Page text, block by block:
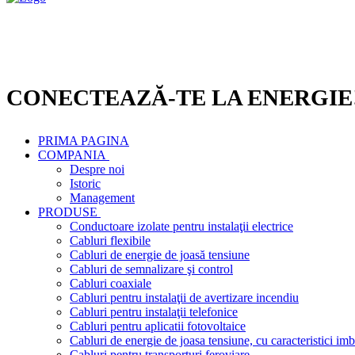
CONECTEAZĂ-TE LA
PRIMA PAGINA
COMPANIA
Despre noi
Istoric
Management
PRODUSE
Conductoare izolate pentru instalaţii electrice
Cabluri flexibile
Cabluri de energie de joasă tensiune
Cabluri de semnalizare şi control
Cabluri coaxiale
Cabluri pentru instalaţii de avertizare incendiu
Cabluri pentru instalaţii telefonice
Cabluri pentru aplicatii fotovoltaice
Cabluri de energie de joasa tensiune, cu caracteristici